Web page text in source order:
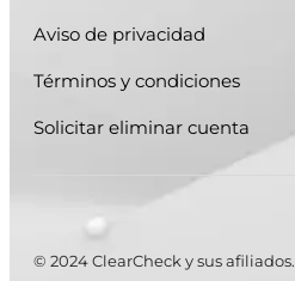
Aviso de privacidad
Términos y condiciones
Solicitar eliminar cuenta
© 2024 ClearCheck y sus afiliados.